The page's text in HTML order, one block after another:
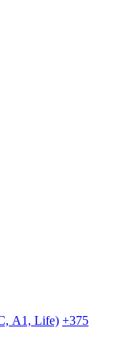
A1, Life) +375